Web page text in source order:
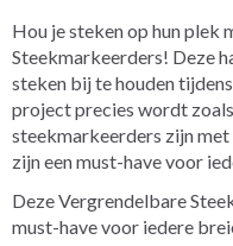
Hou je steken op hun plek
Steekmarkeerders! Deze
steken bij te houden
project precies wordt
steekmarkeerders zijn
zijn een must-have voor
Deze Vergrendelbare
must-have voor iedere